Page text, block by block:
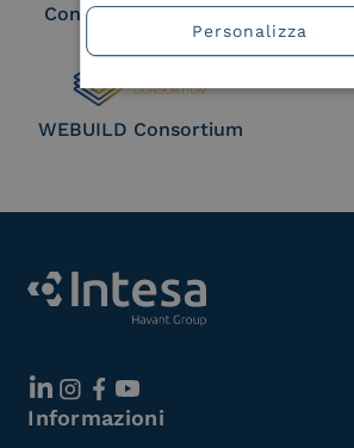
Consortium Member
WEBUILD Consortium
Informazioni
Personalizza